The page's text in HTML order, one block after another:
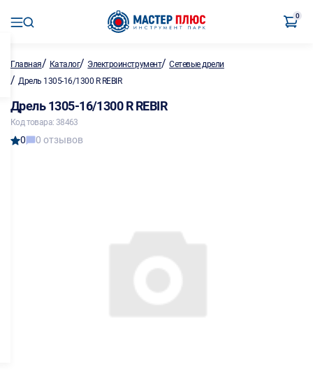
0
Главная/ Каталог/ Электроинструмент/Сетевые дрели
/ Дрель 1305-16/1300 R REBIR
Дрель 1305-16/1300 R REBIR
Код товара: 38463
0 0 отзывов